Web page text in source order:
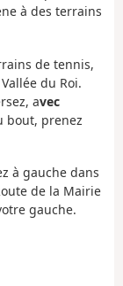
à des terrains
de tennis,
du Roi.
avec
bout, prenez
à gauche dans
de la Mairie
gauche.